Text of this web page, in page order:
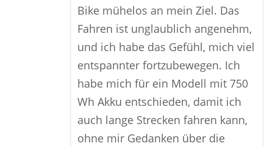
Bike mühelos an mein Ziel. Das
Fahren ist unglaublich angenehm,
und ich habe das Gefühl, mich viel
entspannter fortzubewegen. Ich
habe mich für ein Modell mit 750
Wh Akku entschieden, damit ich
auch lange Strecken fahren kann,
ohne mir Gedanken über die